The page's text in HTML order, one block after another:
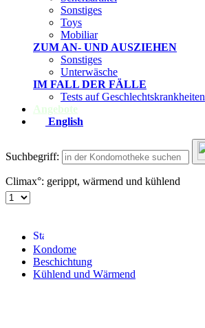
Sonstiges
Toys
Mobiliar
ZUM AN- UND AUSZIEHEN
Sonstiges
Unterwäsche
IM FALL DER FÄLLE
Tests auf Geschlechtskrankheiten
Angebote
English
Suchbegriff:
Climax°: gerippt, wärmend und kühlend
Kondome
Beschichtung
Kühlend und Wärmend